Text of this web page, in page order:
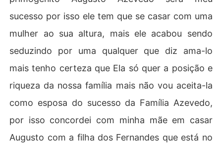
sucesso por isso ele tem que se casar com uma
mulher ao sua altura, mais ele acabou sendo
seduzindo por uma qualquer que diz ama-lo
mais tenho certeza que Ela só quer a posição e
riqueza da nossa família mais não vou aceita-la
como esposa do sucesso da Família Azevedo,
por isso concordei com minha mãe em casar
Augusto com a filha dos Fernandes que está no